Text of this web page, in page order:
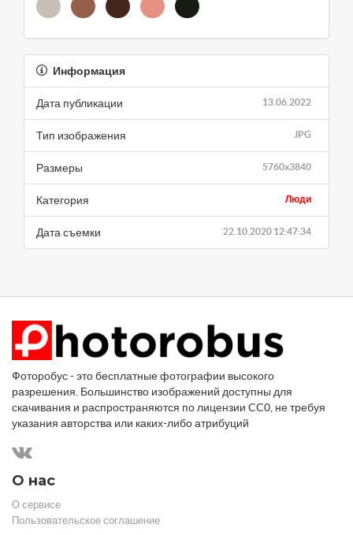
Информация
13.06.2022
Дата публикации
JPG
Тип изображения
5760x3840
Размеры
Люди
Категория
22.10.2020 12:47:34
Дата съемки
Фоторобус - это бесплатные фотографии высокого
разрешения. Большинство изображений доступны для
скачивания и распространяются по лицензии CC0, не требуя
указания авторства или каких-либо атрибуций
О нас
О сервисе
Пользовательское соглашение